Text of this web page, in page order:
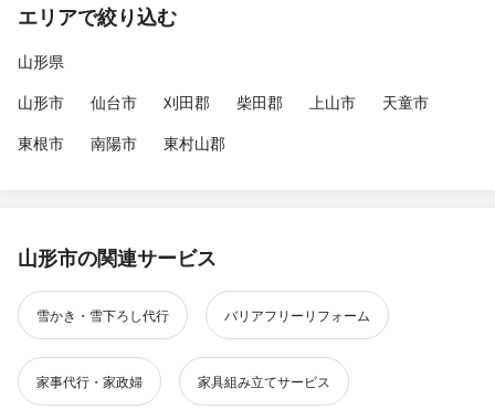
エリアで絞り込む
山形県
山形市
仙台市 刈田郡 柴田郡 上山市
天童市
東根市
南陽市 東村山郡
山形市の関連サービス
雪かき・雪下ろし代行 バリアフリーリフォーム
家事代行・家政婦 家具組み立てサービス